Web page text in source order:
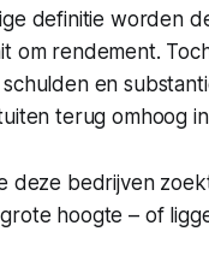
definitie worden
om rendement.
schulden en
terug omhoog
deze bedrijven
hoogte – of